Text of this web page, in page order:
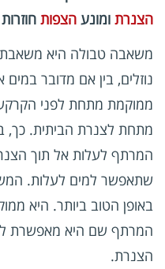
הצנרת ומונע הצפות
משאבה טבולה היא משאבת
נוזלים, בין אם מדובר
ממוקמת מתחת לפני
מתחת לצנרת הביתית. כך,
המרתף לעלות אל תוך
שתאפשר למים לעלות.
באופן הטוב ביותר. היא
המרתף שם היא מאפשרת
הצנרת.